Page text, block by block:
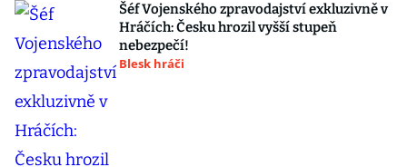
Šéf Vojenského zpravodajství exkluzivně v
Hráčích: Česku hrozil vyšší stupeň
nebezpečí!
Blesk hráči